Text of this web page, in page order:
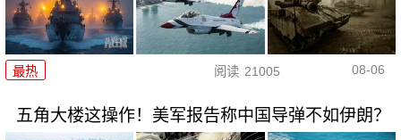
最热 阅读 21005 08-06
五角大楼这操作！美军报告称中国导弹不如伊朗？